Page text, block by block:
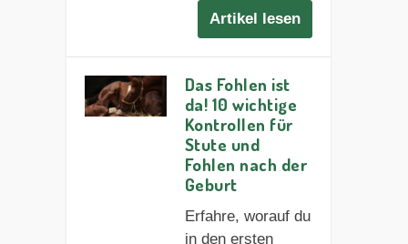
Artikel lesen
Das Fohlen ist
da! 10 wichtige
Kontrollen für
Stute und
Fohlen nach der
Geburt
Erfahre, worauf du
in den ersten